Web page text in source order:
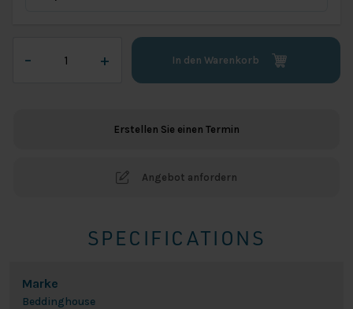
–
Jersey
+ In den Warenkorb
Erstellen Sie einen Termin
Angebot anfordern
SPECIFICATIONS
Marke
Beddinghouse